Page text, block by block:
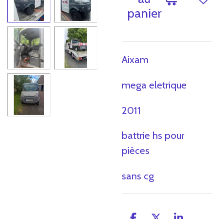
panier
Aixam
mega eletrique
2011
battrie hs pour
pièces
sans cg